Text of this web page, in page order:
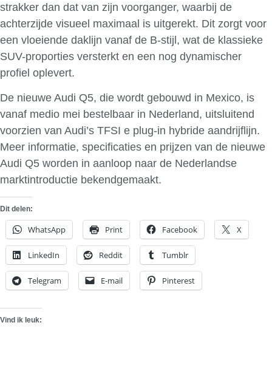
strakker dan dat van zijn voorganger, waarbij de
achterzijde visueel maximaal is uitgerekt. Dit zorgt voor
een vloeiende daklijn vanaf de B-stijl, wat de klassieke
SUV-proporties versterkt en een nog dynamischer
profiel oplevert.
De nieuwe Audi Q5, die wordt gebouwd in Mexico, is
vanaf medio mei bestelbaar in Nederland, uitsluitend
voorzien van Audi’s TFSI e plug-in hybride aandrijflijn.
Meer informatie, specificaties en prijzen van de nieuwe
Audi Q5 worden in aanloop naar de Nederlandse
marktintroductie bekendgemaakt.
Dit delen:
WhatsApp Print Facebook X
LinkedIn Reddit Tumblr
Telegram E-mail Pinterest
Vind ik leuk: